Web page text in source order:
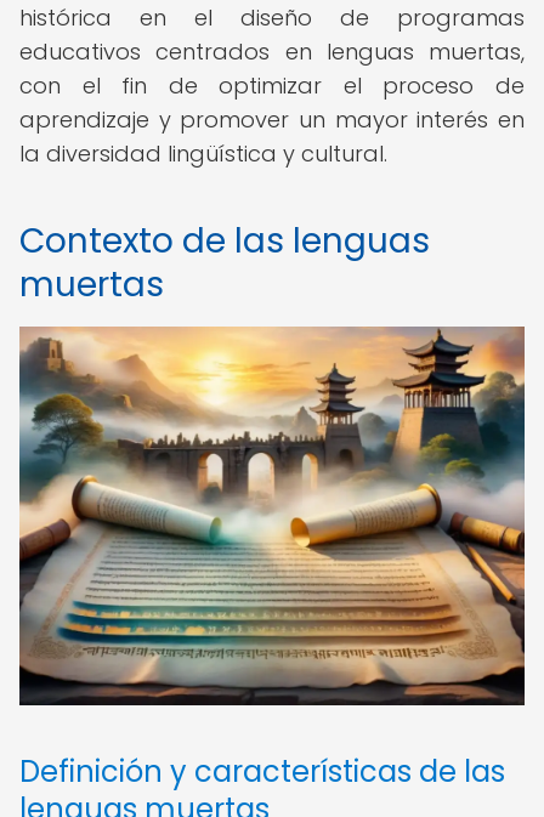
histórica en el diseño de programas
educativos centrados en lenguas muertas,
con el fin de optimizar el proceso de
aprendizaje y promover un mayor interés en
la diversidad lingüística y cultural.
Contexto de las lenguas
muertas
Definición y características de las